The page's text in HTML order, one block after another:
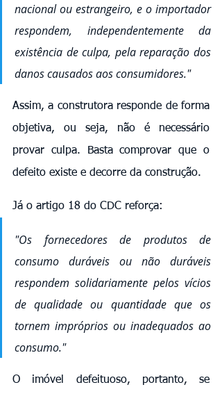
nacional ou estrangeiro, e o importador
respondem, independentemente da
existência de culpa, pela reparação dos
danos causados aos consumidores."
Assim, a construtora responde de forma
objetiva, ou seja, não é necessário
provar culpa. Basta comprovar que o
defeito existe e decorre da construção.
Já o artigo 18 do CDC reforça:
"Os fornecedores de produtos de
consumo duráveis ou não duráveis
respondem solidariamente pelos vícios
de qualidade ou quantidade que os
tornem impróprios ou inadequados ao
consumo."
O imóvel defeituoso, portanto, se